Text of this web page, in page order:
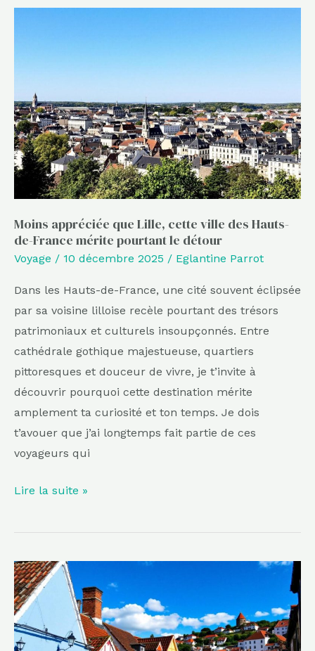
Moins appréciée que Lille, cette ville des Hauts-
de-France mérite pourtant le détour
Voyage / 10 décembre 2025 / Eglantine Parrot
Dans les Hauts-de-France, une cité souvent éclipsée
par sa voisine lilloise recèle pourtant des trésors
patrimoniaux et culturels insoupçonnés. Entre
cathédrale gothique majestueuse, quartiers
pittoresques et douceur de vivre, je t’invite à
découvrir pourquoi cette destination mérite
amplement ta curiosité et ton temps. Je dois
t’avouer que j’ai longtemps fait partie de ces
voyageurs qui
cette
ville
des
Hauts-
de-
France
mérite
pourtant
le
Lire la suite »
Moins
saturée
que
La